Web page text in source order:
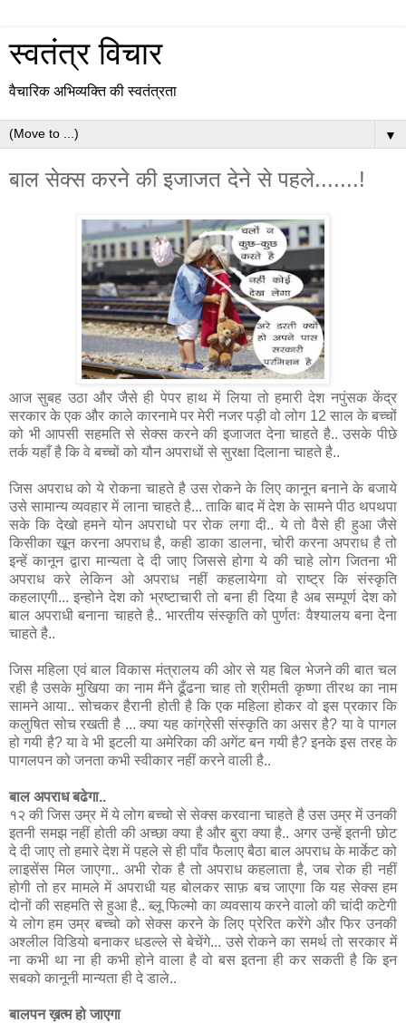
स्वतंत्र विचार
वैचारिक अभिव्यक्ति की स्वतंत्रता
▼
बाल सेक्स करने की इजाजत देने से पहले.......!
आज सुबह उठा और जैसे ही पेपर हाथ में लिया तो हमारी देश नपुंसक केंद्र
सरकार के एक और काले कारनामे पर मेरी नजर पड़ी वो लोग 12 साल के बच्‍चों
को भी आपसी सहमति से सेक्‍स करने की इजाजत देना चाहते है.. उसके पीछे
तर्क यहाँ है कि वे बच्‍चों को यौन अपराधों से सुरक्षा दिलाना चाहते है..
जिस अपराध को ये रोकना चाहते है उस रोकने के लिए कानून बनाने के बजाये
उसे सामान्य व्यवहार में लाना चाहते है... ताकि बाद में देश के सामने पीठ थपथपा
सके कि देखो हमने योन अपराधो पर रोक लगा दी.. ये तो वैसे ही हुआ जैसे
किसीका खून करना अपराध है, कही डाका डालना, चोरी करना अपराध है तो
इन्हें कानून द्वारा मान्यता दे दी जाए जिससे होगा ये की चाहे लोग जितना भी
अपराध करे लेकिन ओ अपराध नहीं कहलायेगा वो राष्ट्र कि संस्कृति
कहलाएगी... इन्होने देश को भ्रष्टाचारी तो बना ही दिया है अब सम्पूर्ण देश को
बाल अपराधी बनाना चाहते है.. भारतीय संस्कृति को पुर्णतः वैश्यालय बना देना
चाहते है..
जिस महिला एवं बाल विकास मंत्रालय की ओर से यह बिल भेजने की बात चल
रही है उसके मुखिया का नाम मैंने ढूँढना चाह तो श्रीमती कृष्णा तीरथ का नाम
सामने आया.. सोचकर हैरानी होती है कि एक महिला होकर वो इस प्रकार कि
कलुषित सोच रखती है ... क्या यह कांग्रेसी संस्कृति का असर है? या वे पागल
हो गयी है? या वे भी इटली या अमेरिका की अगेंट बन गयी है? इनके इस तरह के
पागलपन को जनता कभी स्वीकार नहीं करने वाली है..
बाल अपराध बढेगा..
१२ की जिस उम्र में ये लोग बच्चो से सेक्स करवाना चाहते है उस उम्र में उनकी
इतनी समझ नहीं होती की अच्छा क्या है और बुरा क्या है.. अगर उन्हें इतनी छोट
दे दी जाए तो हमारे देश में पहले से ही पाँव फैलाए बैठा बाल अपराध के मार्केट को
लाइसेंस मिल जाएगा.. अभी रोक है तो अपराध कहलाता है, जब रोक ही नहीं
होगी तो हर मामले में अपराधी यह बोलकर साफ़ बच जाएगा कि यह सेक्स हम
दोनों की सहमति से हुआ है.. ब्लू फिल्मो का व्यवसाय करने वालो की चांदी कटेगी
ये लोग हम उम्र बच्चो को सेक्स करने के लिए प्रेरित करेंगे और फिर उनकी
अश्लील विडियो बनाकर धडल्ले से बेचेंगे... उसे रोकने का समर्थ तो सरकार में
ना कभी था ना ही कभी होने वाला है वो बस इतना ही कर सकती है कि इन
सबको कानूनी मान्यता ही दे डाले..
बालपन ख़त्म हो जाएगा